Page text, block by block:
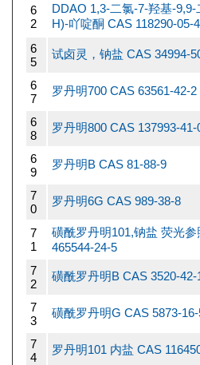
6
2
DDAO 1,3-二氯-7-羟基-9,9-
H)-吖啶酮 CAS 118290-05-4
6
5
试卤灵，钠盐 CAS 34994-
6
7
罗丹明700 CAS 63561-42-2
6
8
罗丹明800 CAS 137993-41-
6
9
罗丹明B CAS 81-88-9
7
0
罗丹明6G CAS 989-38-8
7
1
磺酰罗丹明101,钠盐 荧光
465544-24-5
7
2
磺酰罗丹明B CAS 3520-42-
7
3
磺酰罗丹明G CAS 5873-
7
4
罗丹明101 内盐 CAS